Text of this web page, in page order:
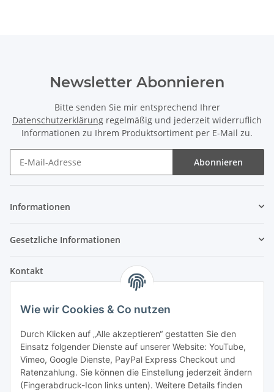
Newsletter Abonnieren
Bitte senden Sie mir entsprechend Ihrer
Datenschutzerklärung regelmäßig und jederzeit widerruflich
Informationen zu Ihrem Produktsortiment per E-Mail zu.
Abonnieren
Informationen
Gesetzliche Informationen
Kontakt
Im Weiherfeld 10
Montag bis Freitag
Ladengeschäft: 8.00 Uhr - 17.00 Uhr
Werkstatt: 7.30 Uhr - 16.30 Uhr
Wie wir Cookies & Co nutzen
Durch Klicken auf „Alle akzeptieren“ gestatten Sie den
Einsatz folgender Dienste auf unserer Website: YouTube,
Vimeo, Google Dienste, PayPal Express Checkout und
Ratenzahlung. Sie können die Einstellung jederzeit ändern
(Fingerabdruck-Icon links unten). Weitere Details finden